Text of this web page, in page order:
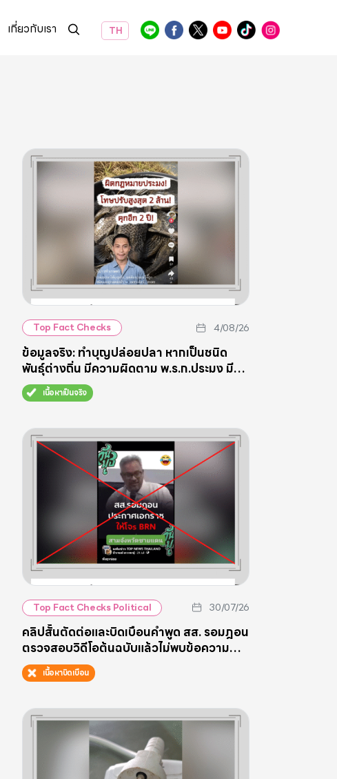
เกี่ยวกับเรา TH
Top Fact Checks 4/08/26
ข้อมูลจริง: ทำบุญปล่อยปลา หากเป็นชนิด
พันธุ์ต่างถิ่น มีความผิดตาม พ.ร.ก.ประมง มี
โทษปรับ-จำคุก
เนื้อหาเป็นจริง
Top Fact Checks Political 30/07/26
คลิปสั้นตัดต่อและบิดเบือนคำพูด สส. รอมฎอน
ตรวจสอบวิดีโอต้นฉบับแล้วไม่พบข้อความ
“ประกาศเอกราชให้ BRN”
เนื้อหาบิดเบือน